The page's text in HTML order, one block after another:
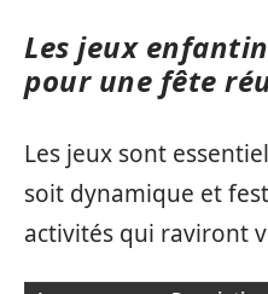
Les jeux
pour une fête
Les jeux sont
soit dynamique et
activités qui raviront